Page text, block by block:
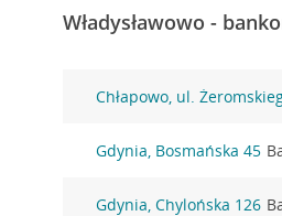
Władysławowo -
Chłapowo, ul.
Gdynia, Bosmańska 45
Gdynia, Chylońska 126